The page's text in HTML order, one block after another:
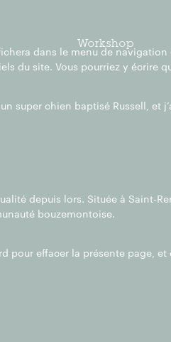
Workshop
dans le menu de
du site. Vous pourriez y écrire
super chien baptisé Russell, et
depuis lors. Située à Saint-
bouzemontoise.
pour effacer la présente page,